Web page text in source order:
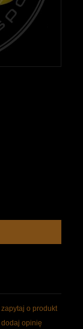
zapytaj o produkt
dodaj opinię